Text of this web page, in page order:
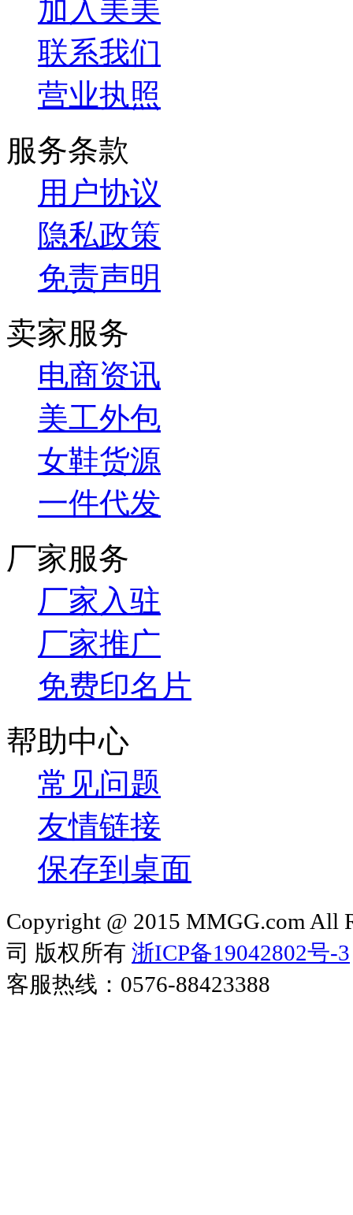
加入美美
联系我们
营业执照
服务条款
用户协议
隐私政策
免责声明
卖家服务
电商资讯
美工外包
女鞋货源
一件代发
厂家服务
厂家入驻
厂家推广
免费印名片
帮助中心
常见问题
友情链接
保存到桌面
Copyright @ 2015 MMGG.com All
司 版权所有 浙ICP备19042802号-3
客服热线：0576-88423388